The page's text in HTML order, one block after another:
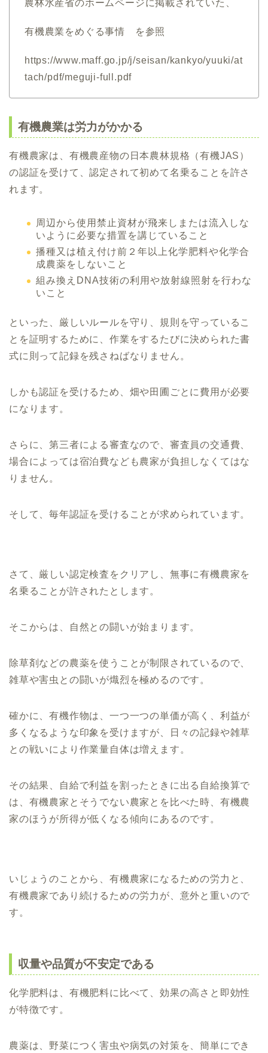
農林水産省のホームページに掲載されていた、
有機農業をめぐる事情 を参照
https://www.maff.go.jp/j/seisan/kankyo/yuuki/at
tach/pdf/meguji-full.pdf
有機農業は労力がかかる
有機農家は、有機農産物の日本農林規格（有機JAS）
の認証を受けて、認定されて初めて名乗ることを許さ
れます。
周辺から使用禁止資材が飛来しまたは流入しな
いように必要な措置を講じていること
播種又は植え付け前２年以上化学肥料や化学合
成農薬をしないこと
組み換えDNA技術の利用や放射線照射を行わな
いこと
といった、厳しいルールを守り、規則を守っているこ
とを証明するために、作業をするたびに決められた書
式に則って記録を残さねばなりません。
しかも認証を受けるため、畑や田圃ごとに費用が必要
になります。
さらに、第三者による審査なので、審査員の交通費、
場合によっては宿泊費なども農家が負担しなくてはな
りません。
そして、毎年認証を受けることが求められています。
さて、厳しい認定検査をクリアし、無事に有機農家を
名乗ることが許されたとします。
そこからは、自然との闘いが始まります。
除草剤などの農薬を使うことが制限されているので、
雑草や害虫との闘いが熾烈を極めるのです。
確かに、有機作物は、一つ一つの単価が高く、利益が
多くなるような印象を受けますが、日々の記録や雑草
との戦いにより作業量自体は増えます。
その結果、自給で利益を割ったときに出る自給換算で
は、有機農家とそうでない農家とを比べた時、有機農
家のほうが所得が低くなる傾向にあるのです。
いじょうのことから、有機農家になるための労力と、
有機農家であり続けるための労力が、意外と重いので
す。
収量や品質が不安定である
化学肥料は、有機肥料に比べて、効果の高さと即効性
が特徴です。
農薬は、野菜につく害虫や病気の対策を、簡単にでき